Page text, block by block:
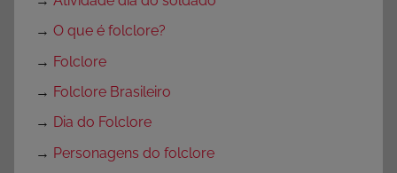
→ O que é folclore?
→ Folclore
→ Folclore Brasileiro
→ Dia do Folclore
→ Personagens do folclore